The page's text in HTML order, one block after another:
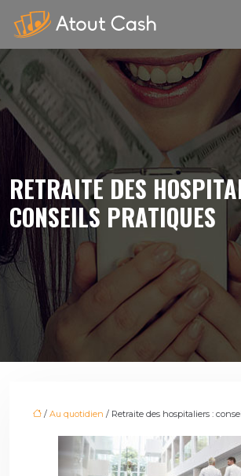
RETRAITE DES
CONSEILS PRATIQUES
/ Au quotidien / Retraite des hospitaliers :